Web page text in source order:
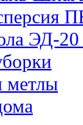
ЭД-20
метлы